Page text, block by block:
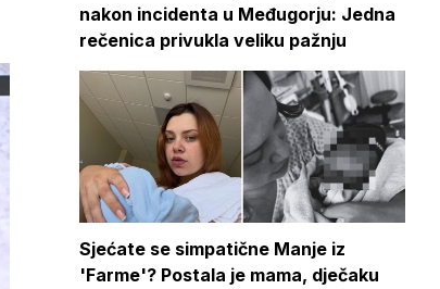
nakon incidenta u Međugorju: Jedna
rečenica privukla veliku pažnju
Sjećate se simpatične Manje iz
'Farme'? Postala je mama, dječaku